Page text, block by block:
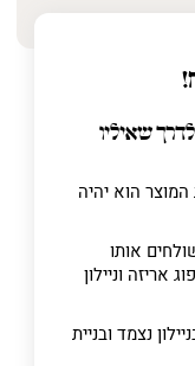
שאיליו
הוא יהיה
אותו
אריזה וניילון
נצמד ובניית